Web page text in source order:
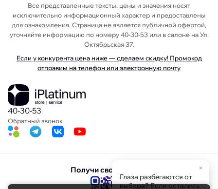
Все представленные тексты, цены и значения носят
исключительно информационный характер и предоставлены
для ознакомления. Страница не является публичной офертой,
уточняйте информацию по номеру 40-30-53 или в салоне на Ул.
Октябрьская 37.
Если у конкурента цена ниже — сделаем скидку! Промокод
отправим на телефон или электронную почту
40-30-53
Обратный звонок
Получи свою скидку ×
Глаза разбегаются от
выбора? Если остались